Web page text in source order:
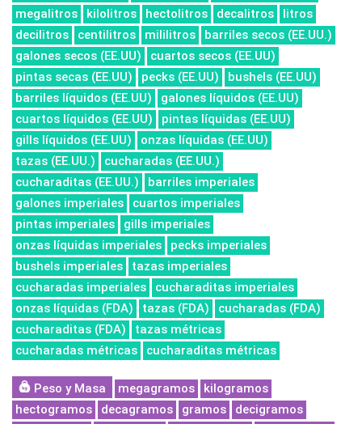
megalitros
kilolitros hectolitros decalitros
litros
decilitros
centilitros mililitros
barriles secos (EE.UU.)
galones secos (EE.UU)
cuartos secos (EE.UU)
pintas secas (EE.UU)
pecks (EE.UU)
bushels (EE.UU)
barriles líquidos (EE.UU)
galones líquidos (EE.UU)
cuartos líquidos (EE.UU)
pintas líquidas (EE.UU)
gills líquidos (EE.UU)
onzas líquidas (EE.UU)
tazas (EE.UU.)
cucharadas (EE.UU.)
cucharaditas (EE.UU.)
barriles imperiales
galones imperiales
cuartos imperiales
pintas imperiales
gills imperiales
onzas líquidas imperiales
pecks imperiales
bushels imperiales
tazas imperiales
cucharadas imperiales
cucharaditas imperiales
onzas líquidas (FDA)
tazas (FDA)
cucharadas (FDA)
cucharaditas (FDA)
tazas métricas
cucharadas métricas
cucharaditas métricas
Peso y Masa megagramos
kilogramos
hectogramos
decagramos gramos
decigramos